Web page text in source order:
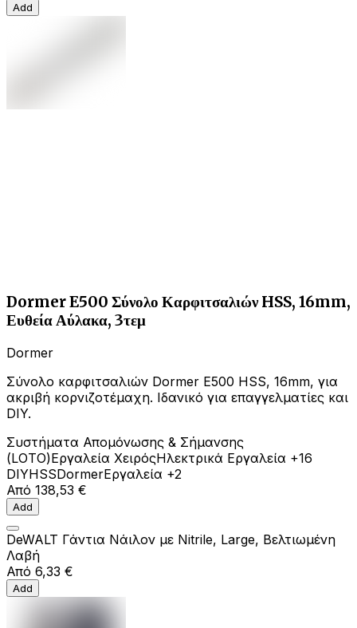
Add
Dormer E500 Σύνολο Καρφιτσαλιών HSS, 16mm,
Ευθεία Αύλακα, 3τεμ
Dormer
Σύνολο καρφιτσαλιών Dormer E500 HSS, 16mm, για
ακριβή κορνιζοτέμαχη. Ιδανικό για επαγγελματίες και
DIY.
Συστήματα Απομόνωσης & Σήμανσης
(LOTO)Εργαλεία ΧειρόςΗλεκτρικά Εργαλεία +16
DIYHSSDormerΕργαλεία +2
Από 138,53 €
Add
DeWALT Γάντια Νάιλον με Nitrile, Large, Βελτιωμένη
Λαβή
Από 6,33 €
Add